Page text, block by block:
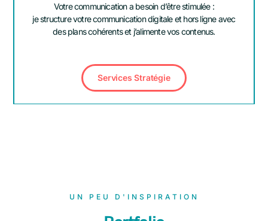
Votre communication a besoin d’être stimulée :
je structure votre communication digitale et hors ligne avec
des plans cohérents et j’alimente vos contenus.
Services Stratégie
UN PEU D'INSPIRATION